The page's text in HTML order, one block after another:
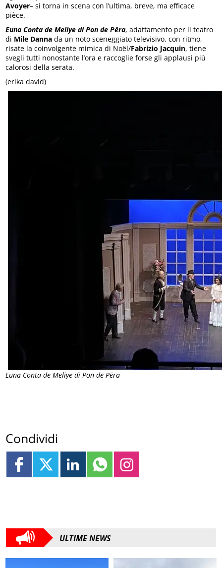
Avoyer– si torna in scena con l’ultima, breve, ma efficace
pièce.
Euna Conta de Meliye di Pon de Përa, adattamento per il teatro
di Mile Danna da un noto sceneggiato televisivo, con ritmo,
risate la coinvolgente mimica di Noël/Fabrizio Jacquin, tiene
svegli tutti nonostante l’ora e raccoglie forse gli applausi più
calorosi della serata.
(erika david)
Euna Conta de Meliye di Pon de Përa
Condividi
ULTIME NEWS